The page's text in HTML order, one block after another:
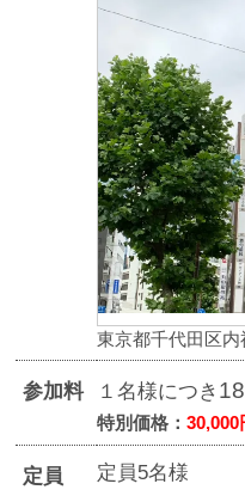
東京都千代田区
参加料 １名様につき
特別価格：
定員 定員5名様